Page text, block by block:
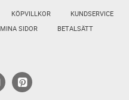
KÖPVILLKOR
KUNDSERVICE
MINA SIDOR BETALSÄTT